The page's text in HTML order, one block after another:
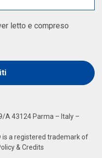
letto e compreso
A 43124 Parma – Italy –
a registered trademark of
& Credits